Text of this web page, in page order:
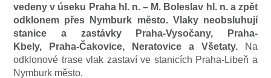
vedeny v úseku Praha hl. n. – M. Boleslav hl. n. a zpět
odklonem přes Nymburk město. Vlaky neobsluhují
stanice a zastávky Praha-Vysočany, Praha-
Kbely, Praha-Čakovice, Neratovice a Všetaty.
Na
odklonové trase vlak zastaví ve stanicích Praha-Libeň a
Nymburk město.